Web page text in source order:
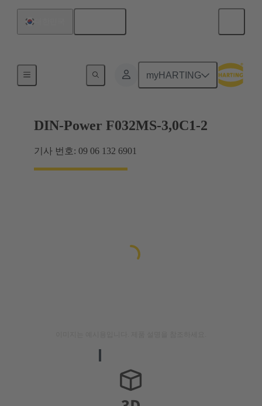
myHARTING
마더보드와 도터보드 연결
DIN-Power F032MS-3,0C1-2
기사 번호: 09 06 132 6901